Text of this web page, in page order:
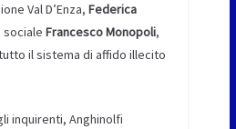
Val D’Enza, Federica
sociale Francesco Monopoli,
il sistema di affido illecito
inquirenti, Anghinolfi